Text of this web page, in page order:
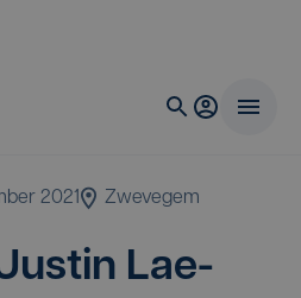
2021 Zwevegem
Lae­